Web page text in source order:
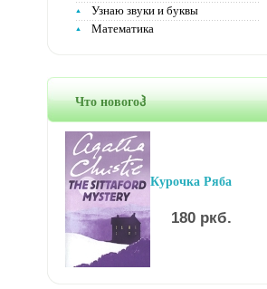
Узнаю звуки и буквы
Математика
Что новогоჰ
Курочка Ряба
180 ркб.